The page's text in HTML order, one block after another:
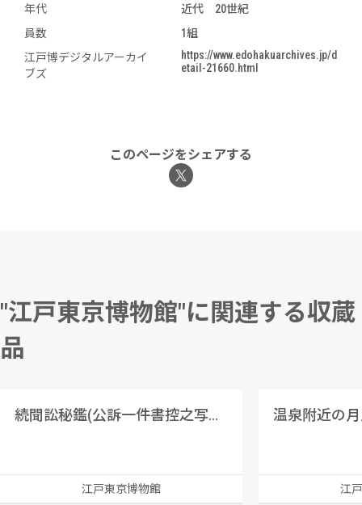
年代
近代 20世紀
員数
1組
江戸博デジタルアーカイ
ブズ
https://www.edohakuarchives.jp/d
etail-21660.html
このページをシェアする
"江戸東京博物館"に関連する収蔵
品
続聞訟秘鑑(公訴一件書控之写并御定書)
江戸東京博物館 江